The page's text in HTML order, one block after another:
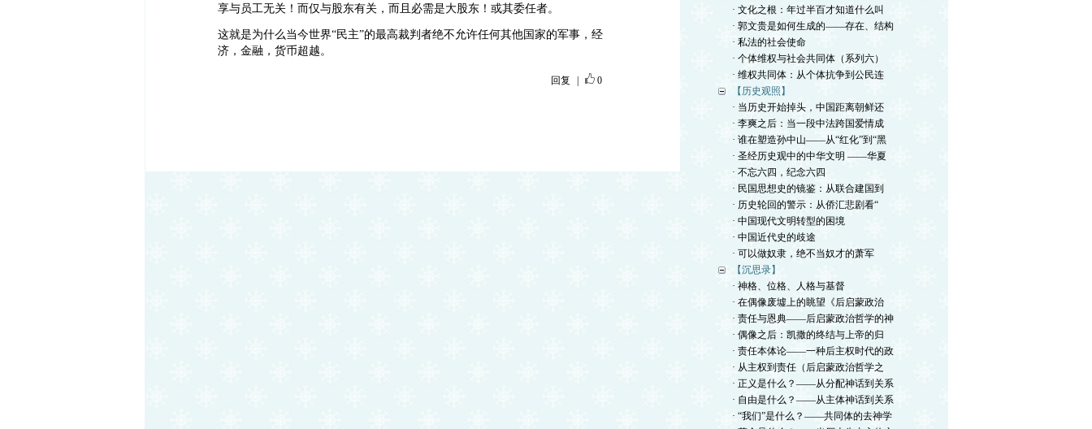
享与员工无关！而仅与股东有关，而且必需是大股东！或其委任者。
这就是为什么当今世界“民主”的最高裁判者绝不允许任何其他国家的军事，经
济，金融，货币超越。
回复 0
· 文化之根：年过半百才知道什么叫
· 郭文贵是如何生成的——存在、结构
· 私法的社会使命
· 个体维权与社会共同体（系列六）
· 维权共同体：从个体抗争到公民连
【历史观照】
· 当历史开始掉头，中国距离朝鲜还
· 李爽之后：当一段中法跨国爱情成
· 谁在塑造孙中山——从“红化”到“黑
· 圣经历史观中的中华文明 ——华夏
· 不忘六四，纪念六四
· 民国思想史的镜鉴：从联合建国到
· 历史轮回的警示：从侨汇悲剧看“
· 中国现代文明转型的困境
· 中国近代史的歧途
· 可以做奴隶，绝不当奴才的萧军
【沉思录】
· ​神格、位格、人格与基督
· 在偶像废墟上的眺望《后启蒙政治
· 责任与恩典——后启蒙政治哲学的神
· 偶像之后：凯撒的终结与上帝的归
· 责任本体论——一种后主权时代的政
· 从主权到责任（后启蒙政治哲学之
· 正义是什么？——从分配神话到关系
· 自由是什么？——从主体神话到关系
· “我们”是什么？——共同体的去神学